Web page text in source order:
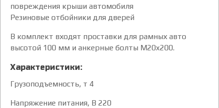
повреждения крыши автомобиля
Резиновые отбойники для дверей
В комплект входят проставки для рамных авто
высотой 100 мм и анкерные болты M20x200.
Характеристики:
Грузоподъемность, т 4
Напряжение питания, В 220